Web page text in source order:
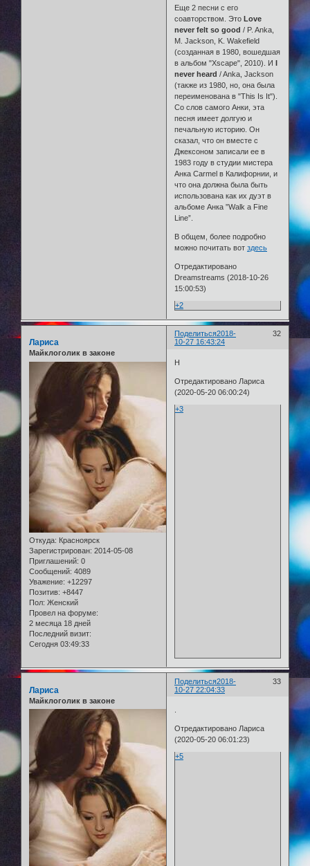
Еще 2 песни с его
соавторством. Это Love
never felt so good / P. Anka,
M. Jackson, K. Wakefield
(созданная в 1980, вошедшая
в альбом "Xscape", 2010). И
never heard / Anka, Jackson
(также из 1980, но, она была
переименована в "This Is It").
Со слов самого Анки, эта
песня имеет долгую и
печальную историю. Он
сказал, что он вместе с
Джексоном записали ее в
1983 году в студии мистера
Анка Carmel в Калифорнии, и
что она должна была быть
использована как их дуэт в
альбоме Анка ”Walk a Fine
Line”.
В общем, более подробно
можно почитать вотздесь
Отредактировано
Dreamstreams (2018-10-26
15:00:53)
+2
Поделиться 32
2018-
10-27 16:43:24
Лариса
Майклоголик в законе
Откуда: Красноярск
Зарегистрирован: 2014-05-08
Приглашений: 0
Сообщений: 4089
Уважение: +12297
Позитив: +8447
Пол: Женский
Провел на форуме:
2 месяца 18 дней
Последний визит:
Сегодня 03:49:33
Н
Отредактировано Лариса
(2020-05-20 06:00:24)
+3
Поделиться 33
2018-
10-27 22:04:33
Лариса
Майклоголик в законе
Отредактировано Лариса
(2020-05-20 06:01:23)
+5